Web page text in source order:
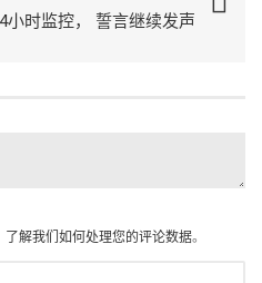
小时监控， 誓言继续发声
了解我们如何处理您的评论数据。